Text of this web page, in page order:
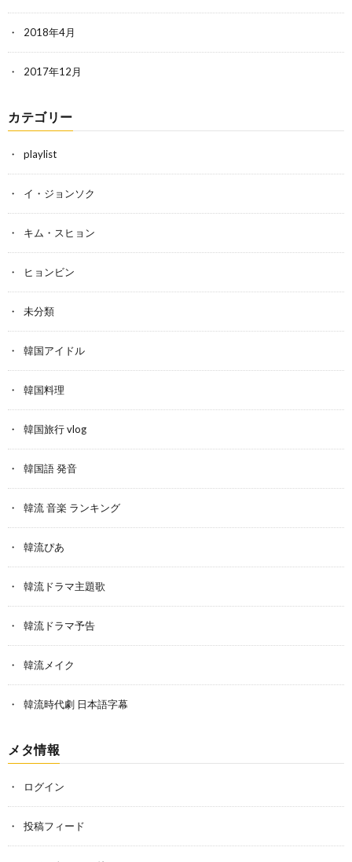
2018年4月
2017年12月
カテゴリー
playlist
イ・ジョンソク
キム・スヒョン
ヒョンビン
未分類
韓国アイドル
韓国料理
韓国旅行 vlog
韓国語 発音
韓流 音楽 ランキング
韓流ぴあ
韓流ドラマ主題歌
韓流ドラマ予告
韓流メイク
韓流時代劇 日本語字幕
メタ情報
ログイン
投稿フィード